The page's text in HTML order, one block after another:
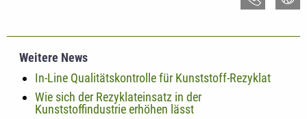
Weitere News
In-Line Qualitätskontrolle für Kunststoff-Rezyklat
Wie sich der Rezyklateinsatz in der
Kunststoffindustrie erhöhen lässt